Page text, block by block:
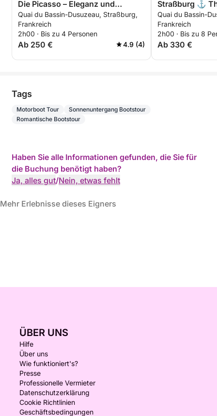
Die Picasso – Eleganz und
Intimität in Straßburg
Quai du Bassin-Dusuzeau, Straßburg,
Frankreich
2h00 · Bis zu 4 Personen
Ab 250 € 4.9 (4)
Straßburg ⚓
Premium-
Quai du Bassin-
Frankreich
2h00 · Bis zu 8
Ab 330 €
Tags
Motorboot Tour
Sonnenuntergang Bootstour
Romantische Bootstour
Haben Sie alle Informationen gefunden, die Sie für
die Buchung benötigt haben?
Ja, alles gut/Nein, etwas fehlt
Mehr Erlebnisse dieses Eigners
ÜBER UNS
Hilfe
Über uns
Wie funktioniert's?
Presse
Professionelle Vermieter
Datenschutzerklärung
Cookie Richtlinien
Geschäftsbedingungen